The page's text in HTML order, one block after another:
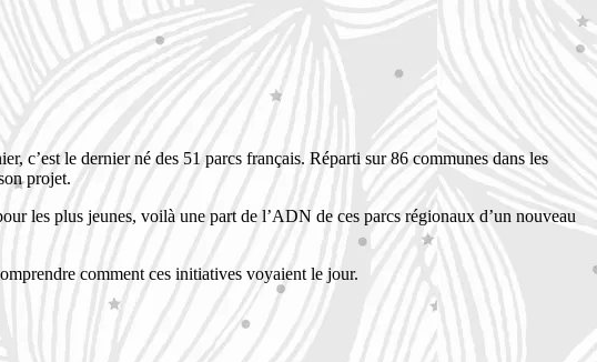
c’est le dernier né des 51 parcs français. Réparti sur 86 communes dans les
projet.
les plus jeunes, voilà une part de l’ADN de ces parcs régionaux d’un nouveau
comment ces initiatives voyaient le jour.